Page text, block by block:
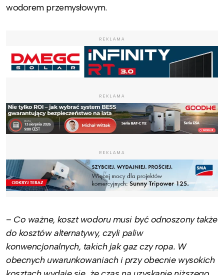
wodorem przemysłowym.
REKLAMA
REKLAMA
REKLAMA
– Co ważne, koszt wodoru musi być odnoszony także
do kosztów alternatywy, czyli paliw
konwencjonalnych, takich jak gaz czy ropa. W
obecnych uwarunkowaniach i przy obecnie wysokich